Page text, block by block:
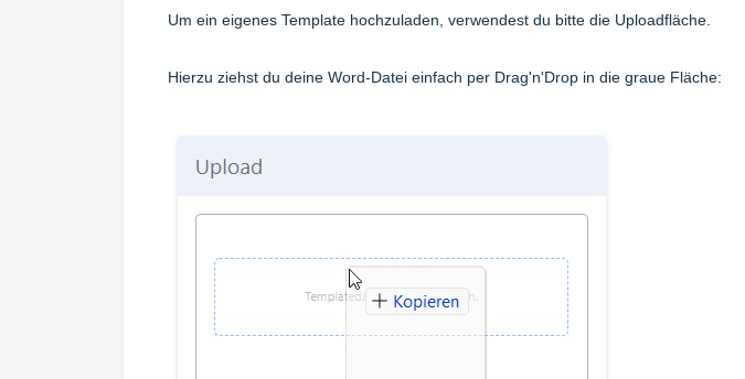
Um ein eigenes Template hochzuladen, verwendest du bitte die Uploadfläche.
Hierzu ziehst du deine Word-Datei einfach per Drag'n'Drop in die graue Fläche: